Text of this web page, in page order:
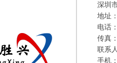
深圳
地址
电话
传真
联系
手机